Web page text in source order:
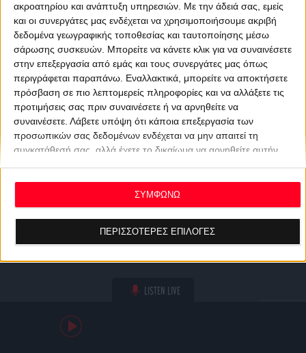
ακροατηρίου και ανάπτυξη υπηρεσιών. Με την άδειά σας, εμείς
και οι συνεργάτες μας ενδέχεται να χρησιμοποιήσουμε ακριβή
δεδομένα γεωγραφικής τοποθεσίας και ταυτοποίησης μέσω
σάρωσης συσκευών. Μπορείτε να κάνετε κλικ για να συναινέσετε
στην επεξεργασία από εμάς και τους συνεργάτες μας όπως
περιγράφεται παραπάνω. Εναλλακτικά, μπορείτε να αποκτήσετε
πρόσβαση σε πιο λεπτομερείς πληροφορίες και να αλλάξετε τις
προτιμήσεις σας πριν συναινέσετε ή να αρνηθείτε να
συναινέσετε. Λάβετε υπόψη ότι κάποια επεξεργασία των
προσωπικών σας δεδομένων ενδέχεται να μην απαιτεί τη
συγκατάθεσή σας, αλλά έχετε το δικαίωμα να αρνηθείτε αυτήν
ανακαλέσετε τη συγκατάθεσή σας ανά πάσα στιγμή
επιστρέφοντας σε αυτόν τον ιστότοπο και κάνοντας κλικ στο
κουμπί "Απορρήτου" στο κάτω μέρος της ιστοσελίδας.
ΠΕΡΙΣΣΟΤΕΡΕΣ ΕΠΙΛΟΓΕΣ
ΣΥΜΦΩΝΩ
LISTEN LIVE